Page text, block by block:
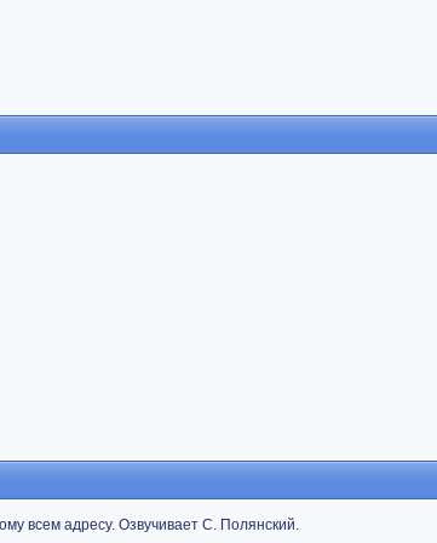
всем адресу. Озвучивает С. Полянский.